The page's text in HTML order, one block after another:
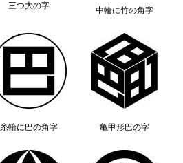
三つ大の字 中輪に竹の角字
糸輪に巴の角字 亀甲形巴の字